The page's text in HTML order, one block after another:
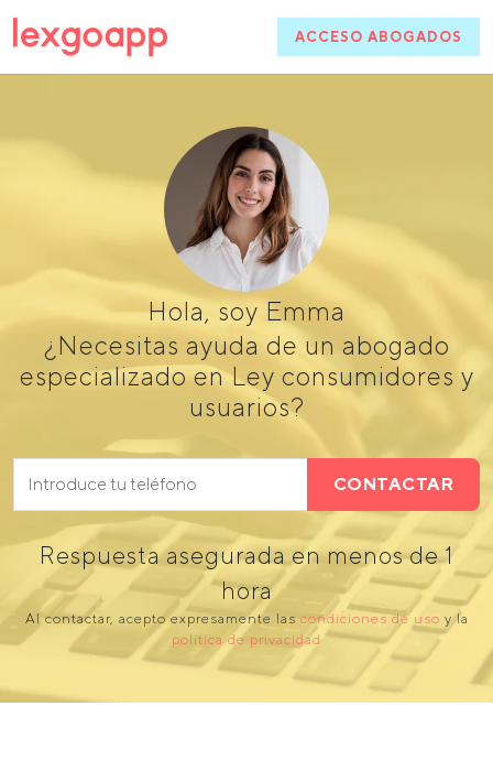
ACCESO ABOGADOS
Hola, soy Emma
¿Necesitas ayuda de un abogado
especializado en Ley consumidores y
usuarios?
CONTACTAR
Respuesta asegurada en menos de 1
hora
Al contactar, acepto expresamente las condiciones de uso y la
política de privacidad